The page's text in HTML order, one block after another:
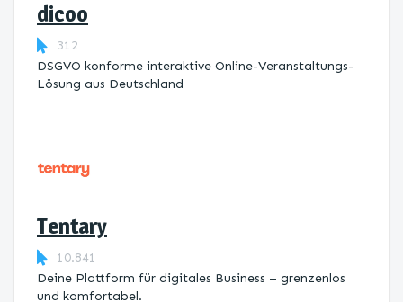
dicoo
312
DSGVO konforme interaktive Online-Veranstaltungs-
Lösung aus Deutschland
Tentary
10.841
Deine Plattform für digitales Business – grenzenlos
und komfortabel.